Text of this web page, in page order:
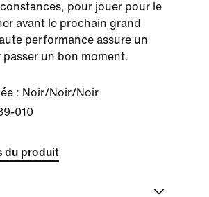
pour jouer pour le
avant le prochain grand
performance assure un
un bon moment.
: Noir/Noir/Noir
010
du produit